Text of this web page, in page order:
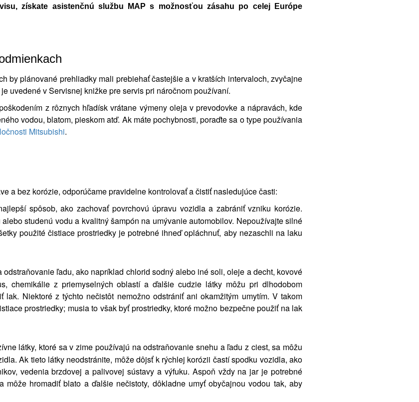
získate asistenčnú službu MAP s možnosťou zásahu po celej Európe
by plánované prehliadky mali prebiehať častejšie a v kratších intervaloch, zvyčajne
uvedené v Servisnej knižke pre servis pri náročnom používaní.
z rôznych hľadísk vrátane výmeny oleja v prevodovke a nápravách, kde
vodou, blatom, pieskom atď. Ak máte pochybnosti, poraďte sa o type používania
Mitsubishi.
a bez korózie, odporúčame pravidelne kontrolovať a čistiť nasledujúce časti:
spôsob, ako zachovať povrchovú úpravu vozidla a zabrániť vzniku korózie.
studenú vodu a kvalitný šampón na umývanie automobilov. Nepoužívajte silné
použité čistiace prostriedky je potrebné ihneď opláchnuť, aby nezaschli na laku
odstraňovanie ľadu, ako napríklad chlorid sodný alebo iné soli, oleje a decht, kovové
chemikálie z priemyselných oblastí a ďalšie cudzie látky môžu pri dlhodobom
lak. Niektoré z týchto nečistôt nemožno odstrániť ani okamžitým umytím. V takom
prostriedky; musia to však byť prostriedky, ktoré možno bezpečne použiť na lak
látky, ktoré sa v zime používajú na odstraňovanie snehu a ľadu z ciest, sa môžu
Ak tieto látky neodstránite, môže dôjsť k rýchlej korózii častí spodku vozidla, ako
vedenia brzdovej a palivovej sústavy a výfuku. Aspoň vždy na jar je potrebné
môže hromadiť blato a ďalšie nečistoty, dôkladne umyť obyčajnou vodou tak, aby